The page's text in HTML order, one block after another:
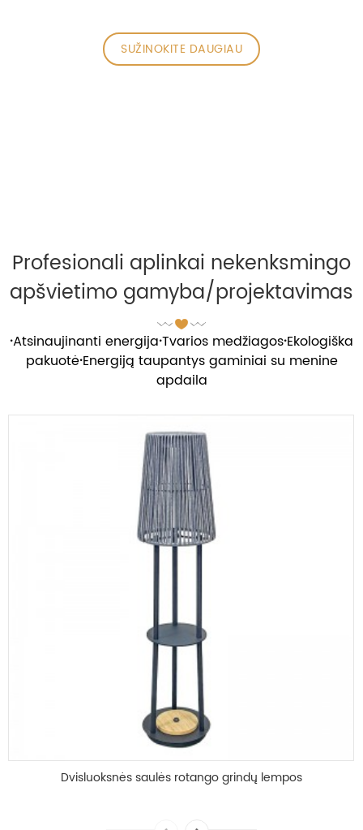
SUŽINOKITE DAUGIAU
Profesionali aplinkai nekenksmingo
apšvietimo gamyba/projektavimas
·Atsinaujinanti energija·Tvarios medžiagos·Ekologiška
pakuotė·Energiją taupantys gaminiai su menine
apdaila
Dvisluoksnės saulės rotango grindų lempos